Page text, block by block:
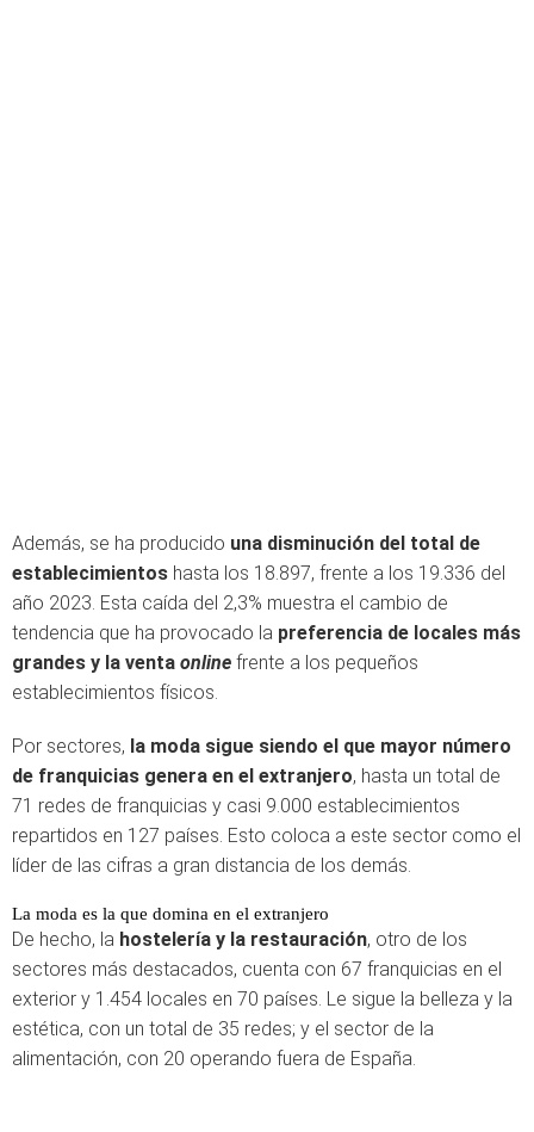
Además, se ha producido una disminución del total de
establecimientos hasta los 18.897, frente a los 19.336 del
año 2023. Esta caída del 2,3% muestra el cambio de
tendencia que ha provocado la preferencia de locales más
grandes y la venta online frente a los pequeños
establecimientos físicos.
Por sectores, la moda sigue siendo el que mayor número
de franquicias genera en el extranjero, hasta un total de
71 redes de franquicias y casi 9.000 establecimientos
repartidos en 127 países. Esto coloca a este sector como el
líder de las cifras a gran distancia de los demás.
La moda es la que domina en el extranjero
De hecho, la hostelería y la restauración, otro de los
sectores más destacados, cuenta con 67 franquicias en el
exterior y 1.454 locales en 70 países. Le sigue la belleza y la
estética, con un total de 35 redes; y el sector de la
alimentación, con 20 operando fuera de España.